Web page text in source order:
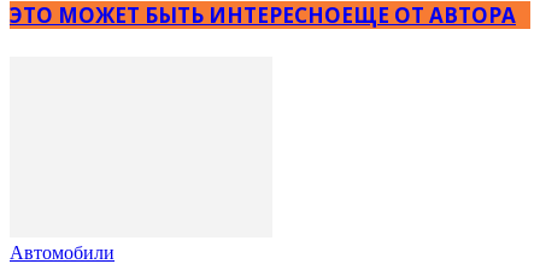
ЭТО МОЖЕТ БЫТЬ ИНТЕРЕСНОЕЩЕ ОТ АВТОРА
Автомобили